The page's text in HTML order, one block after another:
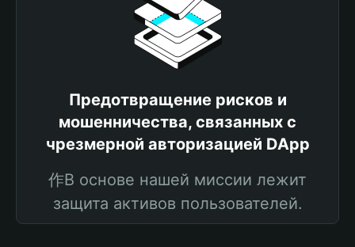
Предотвращение рисков и
мошенничества, связанных с
чрезмерной авторизацией DApp
作В основе нашей миссии лежит
защита активов пользователей.